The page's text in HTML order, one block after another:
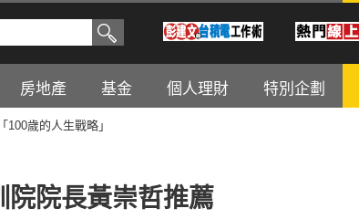
房地產 基金 個人理財 特別企劃
歲的人生戰略」
院院長黃崇哲推薦